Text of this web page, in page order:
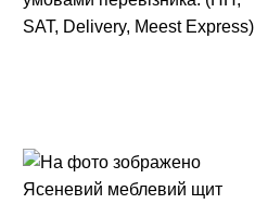
SAT, Delivery, Meest Express)